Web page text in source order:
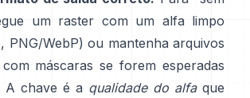
um raster com um alfa limpo
PNG/WebP) ou mantenha arquivos
máscaras se forem esperadas
A chave é a qualidade do alfaque